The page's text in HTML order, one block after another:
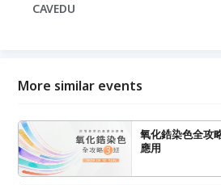
CAVEDU
More similar events
氧化鋯染色全攻
應用